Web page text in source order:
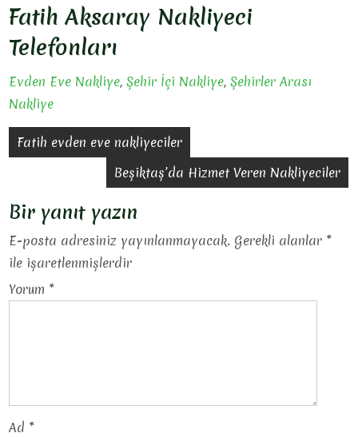
Fatih Aksaray Nakliyeci
Telefonları
Evden Eve Nakliye,Şehir İçi Nakliye,Şehirler Arası
Nakliye
Yazı
Fatih evden eve nakliyeciler
Beşiktaş’da Hizmet Veren Nakliyeciler
Bir yanıt yazın
E-posta adresiniz yayınlanmayacak. Gerekli alanlar *
ile işaretlenmişlerdir
Yorum *
Ad *